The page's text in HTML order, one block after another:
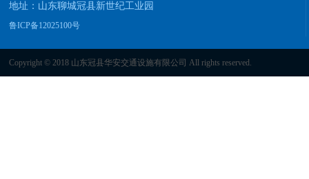
地址：山东聊城冠县新世纪工业园
鲁ICP备12025100号
Copyright © 2018 山东冠县华安交通设施有限公司 All rights reserved.